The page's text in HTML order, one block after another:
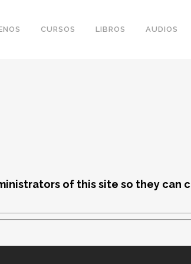
CURSOS LIBROS AUDIOS
of this site so they can